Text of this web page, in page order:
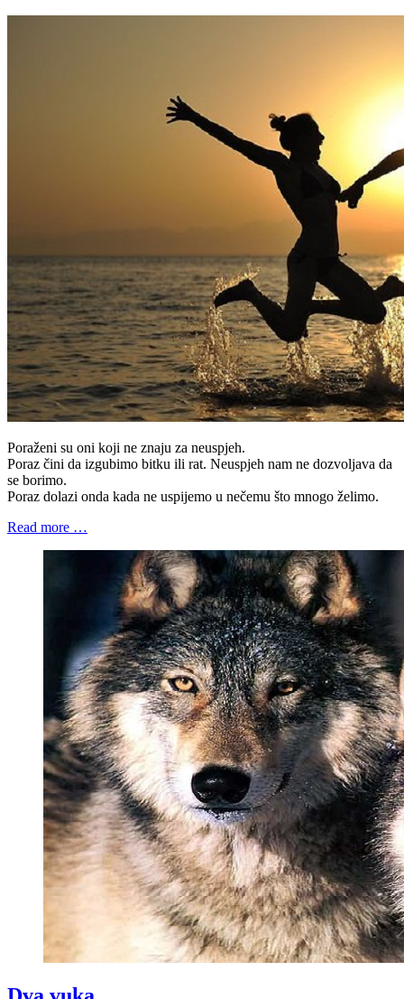
Poraženi su oni koji ne znaju za neuspjeh.
Poraz čini da izgubimo bitku ili rat. Neuspjeh nam ne dozvoljava da
se borimo.
Poraz dolazi onda kada ne uspijemo u nečemu što mnogo želimo.
Read more …